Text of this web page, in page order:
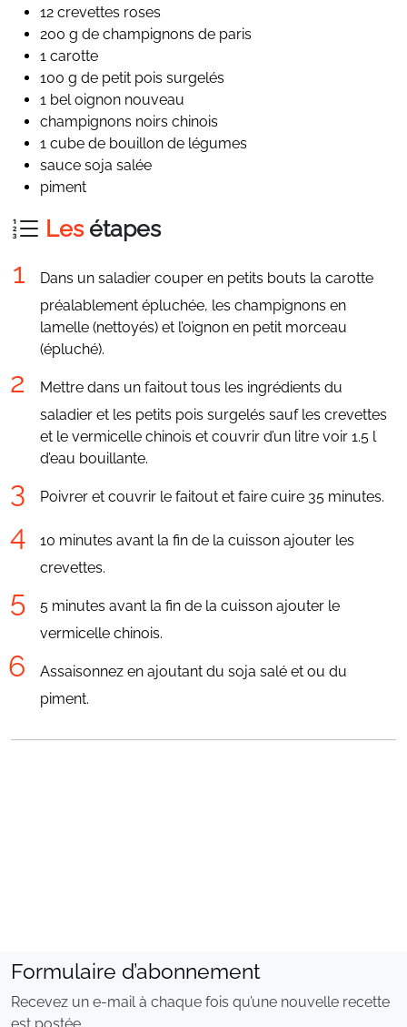
12 crevettes roses
200 g de champignons de paris
1 carotte
100 g de petit pois surgelés
1 bel oignon nouveau
champignons noirs chinois
1 cube de bouillon de légumes
sauce soja salée
piment
Lesétapes
Dans un saladier couper en petits bouts la carotte
préalablement épluchée, les champignons en
lamelle (nettoyés) et l’oignon en petit morceau
(épluché).
Mettre dans un faitout tous les ingrédients du
saladier et les petits pois surgelés sauf les crevettes
et le vermicelle chinois et couvrir d’un litre voir 1.5 l
d’eau bouillante.
Poivrer et couvrir le faitout et faire cuire 35 minutes.
10 minutes avant la fin de la cuisson ajouter les
crevettes.
5 minutes avant la fin de la cuisson ajouter le
vermicelle chinois.
Assaisonnez en ajoutant du soja salé et ou du
piment.
Formulaire d’abonnement
Recevez un e-mail à chaque fois qu’une nouvelle recette
est postée.